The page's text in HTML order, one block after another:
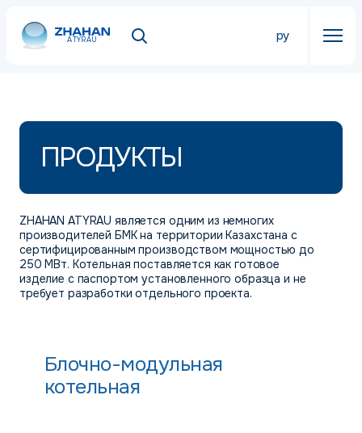
ATYRAU ру
ПРОДУКТЫ
ZHAHAN ATYRAU является одним из немногих
производителей БМК на территории Казахстана с
сертифицированным производством мощностью до
250 МВт. Котельная поставляется как готовое
изделие с паспортом установленного образца и не
требует разработки отдельного проекта.
Блочно-модульная
котельная